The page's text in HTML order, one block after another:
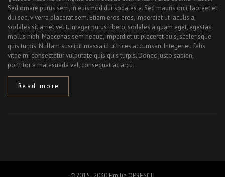
Sed ornare purus sem, in euismod dui sodales a. Sed mauris orci, laoreet et
dui sed, viverra placerat sem. Etiam eros eros, imperdiet ut iaculis a,
sodales sit amet velit. Integer purus libero, sodales a quam eget, egestas
mollis nibh. Maecenas sem neque, imperdiet ut placerat quis, scelerisque
quis turpis. Nullam suscipit massa id ultrices accumsan. Integer eu felis
vitae mi consectetur vulputate quis quis turpis. Donec justo sapien,
porttitor a malesuada vel, consequat ac arcu.
Read more